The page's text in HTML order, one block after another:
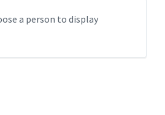
a person to display